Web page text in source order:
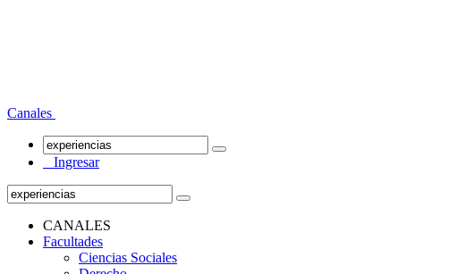
Canales
Ingresar
CANALES
Facultades
Ciencias Sociales